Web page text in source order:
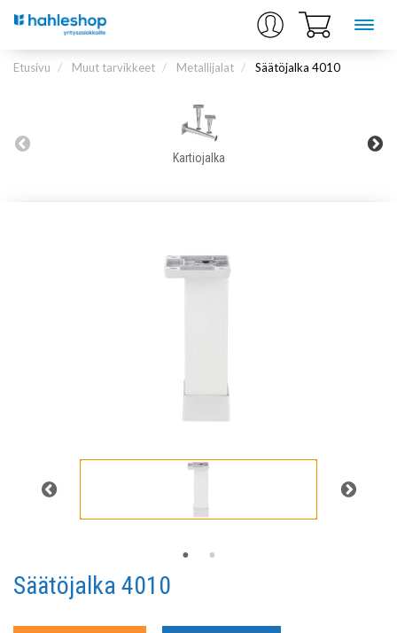
Etusivu Muut tarvikkeet Metallijalat Säätöjalka 4010
Kartiojalka
Säätöjalka 4010